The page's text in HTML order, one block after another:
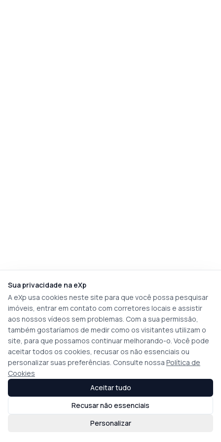
Sua privacidade na eXp
A eXp usa cookies neste site para que você possa pesquisar
imóveis, entrar em contato com corretores locais e assistir
aos nossos vídeos sem problemas. Com a sua permissão,
também gostaríamos de medir como os visitantes utilizam o
site, para que possamos continuar melhorando-o. Você pode
aceitar todos os cookies, recusar os não essenciais ou
personalizar suas preferências. Consulte nossa Política de
Cookies
Personalizar
Recusar não essenciais
Aceitar tudo